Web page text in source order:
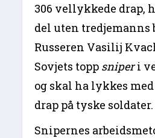
306 vellykkede drap,
del uten tredjemanns
Russeren Vasilij
Sovjets topp sniperi
og skal ha lykkes
drap på tyske soldater.
Snipernes